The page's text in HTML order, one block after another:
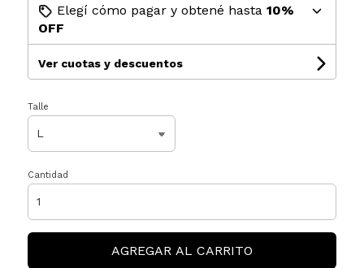
Elegí cómo pagar y obtené hasta 10%
OFF
Ver cuotas y descuentos
Talle
Cantidad
AGREGAR AL CARRITO